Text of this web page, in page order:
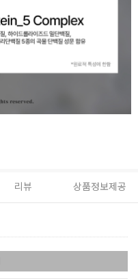
리뷰 상품정보제공